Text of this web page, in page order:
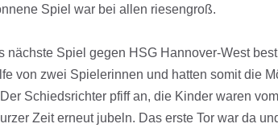
Spiel war bei allen riesengroß.
nächste Spiel gegen HSG Hannover-West
von zwei Spielerinnen und hatten somit die
Schiedsrichter pfiff an, die Kinder waren
Zeit erneut jubeln. Das erste Tor war da